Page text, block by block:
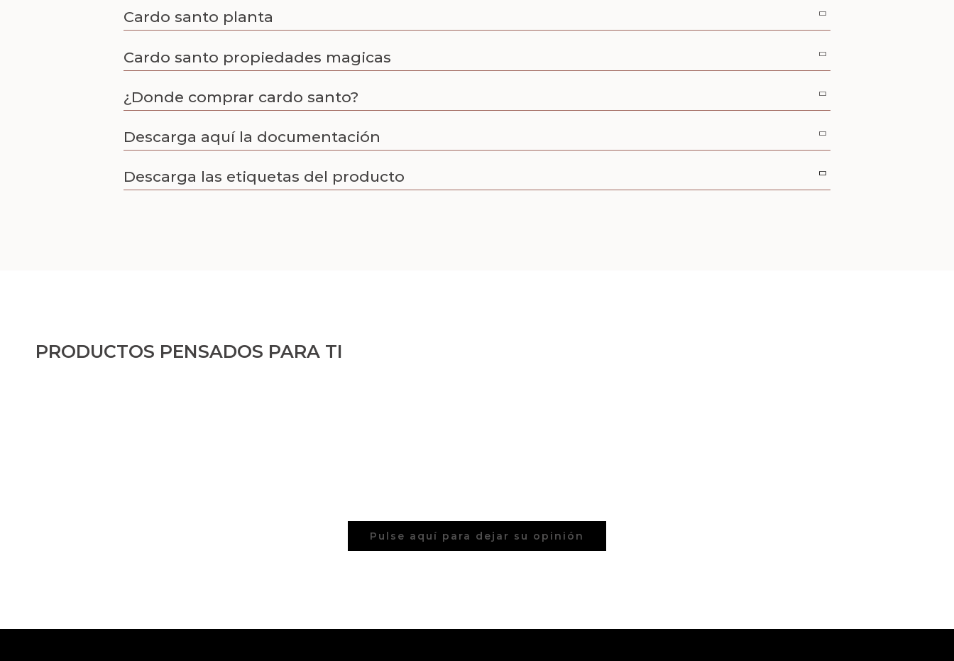
Cardo santo planta
Cardo santo propiedades magicas
¿Donde comprar cardo santo?
Descarga aquí la documentación
Descarga las etiquetas del producto
PRODUCTOS PENSADOS PARA TI
Pulse aquí para dejar su opinión